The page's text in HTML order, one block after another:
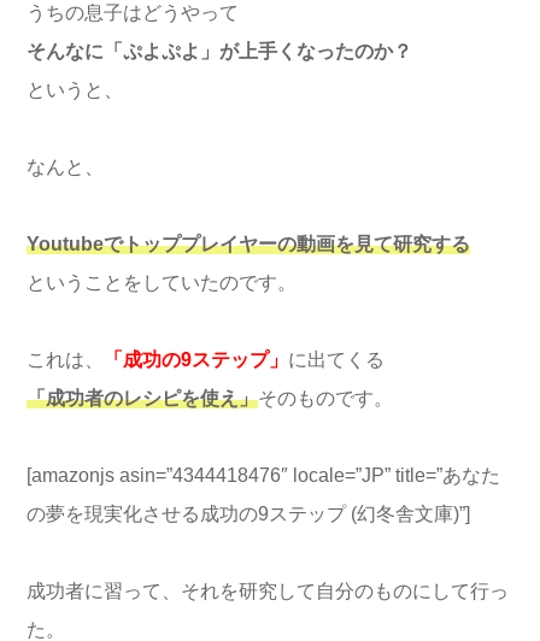
うちの息子はどうやって
そんなに「ぷよぷよ」が上手くなったのか？
というと、
なんと、
Youtubeでトッププレイヤーの動画を見て研究する
ということをしていたのです。
これは、 「成功の9ステップ」 に出てくる
「成功者のレシピを使え」そのものです。
[amazonjs asin=”4344418476″ locale=”JP” title=”あなた
の夢を現実化させる成功の9ステップ (幻冬舎文庫)”]
成功者に習って、それを研究して自分のものにして行っ
た。